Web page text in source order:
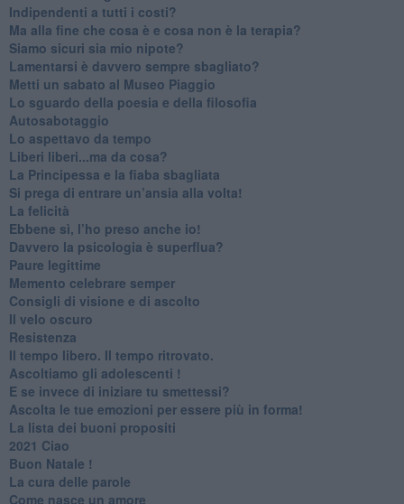
​Indipendenti a tutti i costi?
​Ma alla fine che cosa è e cosa non è la terapia?
​Siamo sicuri sia mio nipote?
​Lamentarsi è davvero sempre sbagliato?
​Metti un sabato al Museo Piaggio
​Lo sguardo della poesia e della filosofia
Autosabotaggio
​Lo aspettavo da tempo
​Liberi liberi...ma da cosa?
​La Principessa e la fiaba sbagliata
Si prega di entrare un’ansia alla volta!
​La felicità
​Ebbene sì, l’ho preso anche io!
​Davvero la psicologia è superflua?
Paure legittime
​Memento celebrare semper
​Consigli di visione e di ascolto
​Il velo oscuro
Resistenza
​Il tempo libero. Il tempo ritrovato.
Ascoltiamo gli adolescenti !
​E se invece di iniziare tu smettessi?
​Ascolta le tue emozioni per essere più in forma!
​La lista dei buoni propositi
2021 Ciao
Buon Natale !
​La cura delle parole
​Come nasce un amore